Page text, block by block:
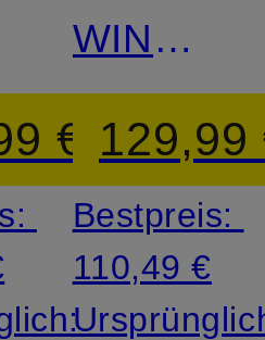
€
LOW
CU129,99
Bestpreis:
110,49 €